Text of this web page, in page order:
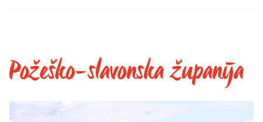
Požeško-slavonska županija